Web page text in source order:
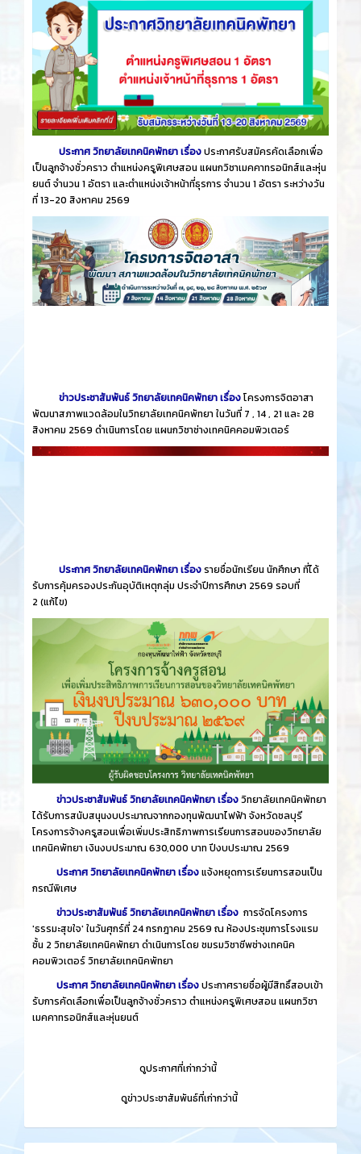
ประกาศ วิทยาลัยเทคนิคพัทยา เรื่องประกาศรับสมัครคัดเลือกเพื่อ
เป็นลูกจ้างชั่วคราว ตำแหน่งครูพิเศษสอน แผนกวิชาเมคคาทรอนิกส์และหุ่น
ยนต์ จำนวน 1 อัตรา และตำแหน่งเจ้าหน้าที่ธุรการ จำนวน 1 อัตรา ระหว่างวัน
ที่ 13-20 สิงหาคม 2569
ข่าวประชาสัมพันธ์ วิทยาลัยเทคนิคพัทยา เรื่องโครงการจิตอาสา
พัฒนาสภาพแวดล้อมในวิทยาลัยเทคนิคพัทยา ในวันที่ 7 , 14 , 21 และ 28
สิงหาคม 2569 ดำเนินการโดย แผนกวิชาช่างเทคนิคคอมพิวเตอร์
ประกาศ วิทยาลัยเทคนิคพัทยา เรื่องรายชื่อนักเรียน นักศึกษา ที่ได้
รับการคุ้มครองประกันอุบัติเหตุกลุ่ม ประจำปีการศึกษา 2569 รอบที่
2 (แก้ไข)
ข่าวประชาสัมพันธ์ วิทยาลัยเทคนิคพัทยา เรื่องวิทยาลัยเทคนิคพัทยา
ได้รับการสนับสนุนงบประมาณจากกองทุนพัฒนาไฟฟ้า จังหวัดชลบุรี
โครงการจ้างครูสอนเพื่อเพิ่มประสิทธิภาพการเรียนการสอนของวิทยาลัย
เทคนิคพัทยา เงินงบประมาณ 630,000 บาท ปีงบประมาณ 2569
ประกาศ วิทยาลัยเทคนิคพัทยา เรื่องแจ้งหยุดการเรียนการสอนเป็น
กรณีพิเศษ
ข่าวประชาสัมพันธ์ วิทยาลัยเทคนิคพัทยา เรื่อง การจัดโครงการ
'ธรรมะสุขใจ' ในวันศุกร์ที่ 24 กรกฎาคม 2569 ณ ห้องประชุมการโรงแรม
ชั้น 2 วิทยาลัยเทคนิคพัทยา ดำเนินการโดย ชมรมวิชาชีพช่างเทคนิค
คอมพิวเตอร์ วิทยาลัยเทคนิคพัทยา
ประกาศ วิทยาลัยเทคนิคพัทยา เรื่องประกาศรายชื่อผู้มีสิทธิ์สอบเข้า
รับการคัดเลือกเพื่อเป็นลูกจ้างชั่วคราว ตำแหน่งครูพิเศษสอน แผนกวิชา
เมคคาทรอนิกส์และหุ่นยนต์
ดูประกาศที่เก่ากว่านี้
ดูข่าวประชาสัมพันธ์ที่เก่ากว่านี้